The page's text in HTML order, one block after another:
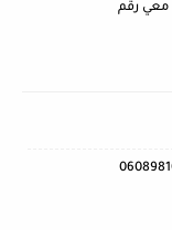
معي رقم